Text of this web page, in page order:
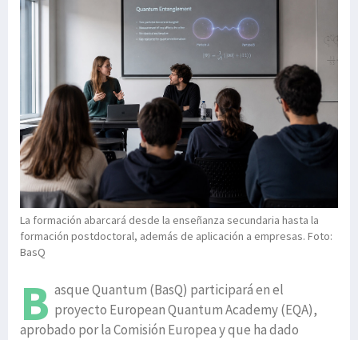
La formación abarcará desde la enseñanza secundaria hasta la
formación postdoctoral, además de aplicación a empresas. Foto:
BasQ
B asque Quantum (BasQ) participará en el
proyecto European Quantum Academy (EQA),
aprobado por la Comisión Europea y que ha dado